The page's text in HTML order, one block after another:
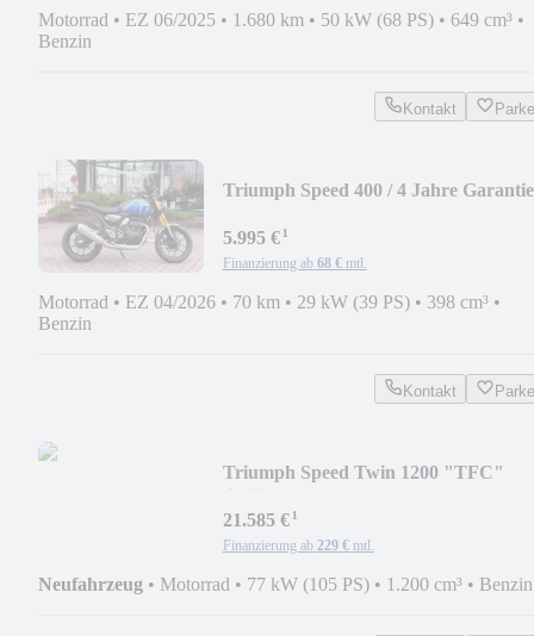
Motorrad • EZ 06/2025 • 1.680 km • 50 kW (68 PS) • 649 cm³ •
Benzin
Kontakt
Triumph Speed 400 / 4 Jahre
5.995 €¹
Finanzierung ab 68 € mtl.
Motorrad • EZ 04/2026 • 70 km • 29 kW (39 PS) • 398 cm³ •
Benzin
Kontakt
Triumph Speed Twin 1200 "TFC"
21.585 €¹
Finanzierung ab 229 € mtl.
Neufahrzeug • Motorrad • 77 kW (105 PS) • 1.200 cm³ • Benzin